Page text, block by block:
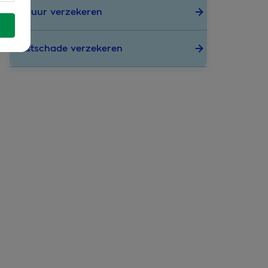
Verhuur verzekeren
Vorstschade verzekeren